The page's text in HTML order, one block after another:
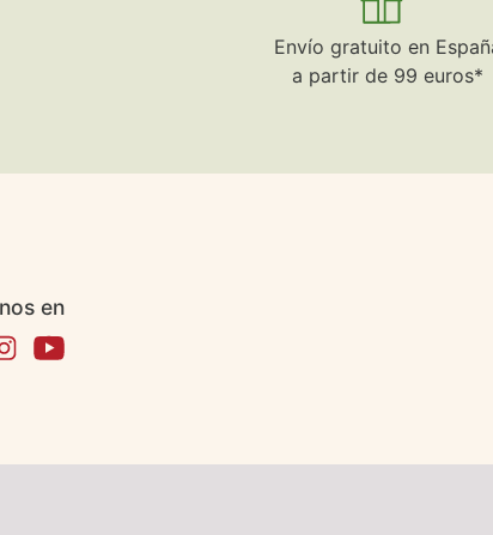
Envío gratuito en
a partir de 99 euros*
en